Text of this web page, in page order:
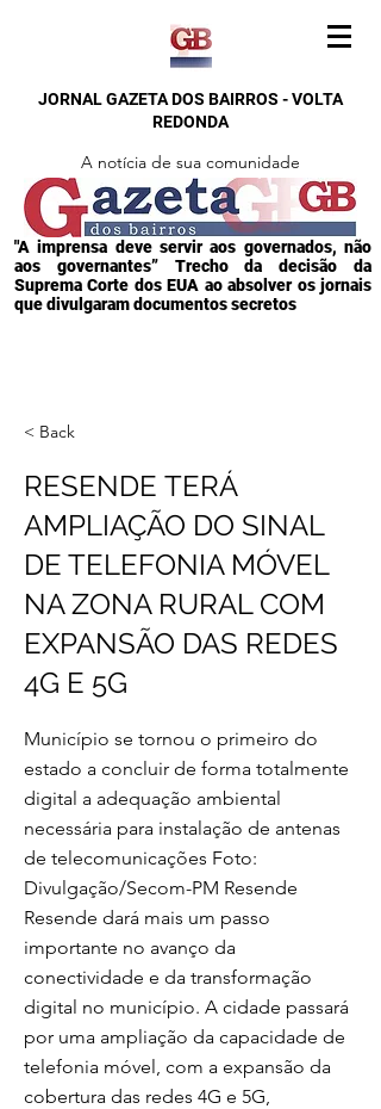
JORNAL GAZETA DOS BAIRROS - VOLTA
REDONDA
A notícia de sua comunidade
"A imprensa deve servir aos governados, não
aos governantes” Trecho da decisão da
Suprema Corte dos EUA ao absolver os jornais
que divulgaram documentos secretos
< Back
RESENDE TERÁ
AMPLIAÇÃO DO SINAL
DE TELEFONIA MÓVEL
NA ZONA RURAL COM
EXPANSÃO DAS REDES
4G E 5G
Município se tornou o primeiro do
estado a concluir de forma totalmente
digital a adequação ambiental
necessária para instalação de antenas
de telecomunicações Foto:
Divulgação/Secom-PM Resende
Resende dará mais um passo
importante no avanço da
conectividade e da transformação
digital no município. A cidade passará
por uma ampliação da capacidade de
telefonia móvel, com a expansão da
cobertura das redes 4G e 5G,